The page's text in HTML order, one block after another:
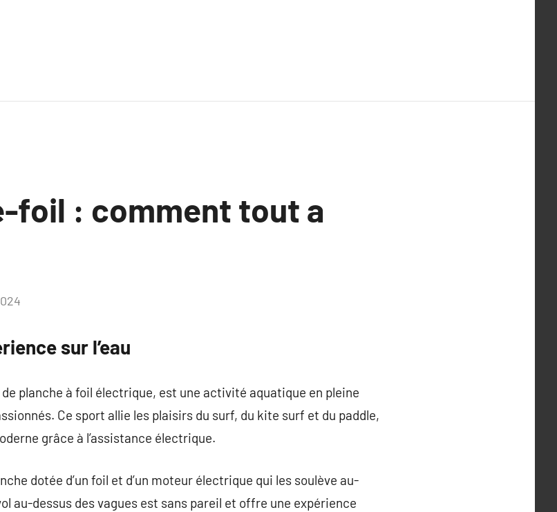
foil : comment tout a
sur l’eau
planche à foil électrique, est une activité aquatique en pleine
Ce sport allie les plaisirs du surf, du kite surf et du paddle,
grâce à l’assistance électrique.
dotée d’un foil et d’un moteur électrique qui les soulève au-
au-dessus des vagues est sans pareil et offre une expérience